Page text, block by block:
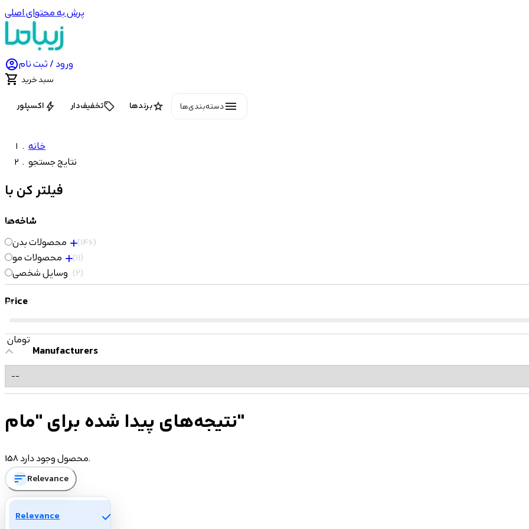
پرش به محتوای اصلی
ورود / ثبت نام
 سبد خرید
menuدسته‌بندی‌ها starبرندها local_offerتخفیف‌دار boltاکسپلور
خانه
نتایج جستجو
فیلتر کن با
شاخه‌ها
محصولات بدن
146
محصولات مو
11
وسایل شخصی 2
Price
تومان
Manufacturers
نتیجه‌های پیدا شده برای "مام"
158 محصول وجود دارد.
sortRelevance
Relevance check